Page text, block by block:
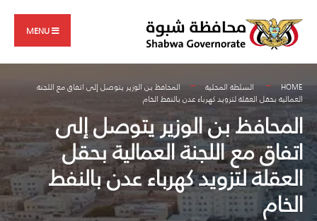
content
MENU
HOME السلطة المحلية
المحافظ بن الوزير يتوصل إلى اتفاق مع اللجنة
العمالية بحقل العقلة لتزويد كهرباء عدن بالنفط الخام
المحافظ بن الوزير يتوصل إلى
اتفاق مع اللجنة العمالية بحقل
العقلة لتزويد كهرباء عدن بالنفط
الخام
for: